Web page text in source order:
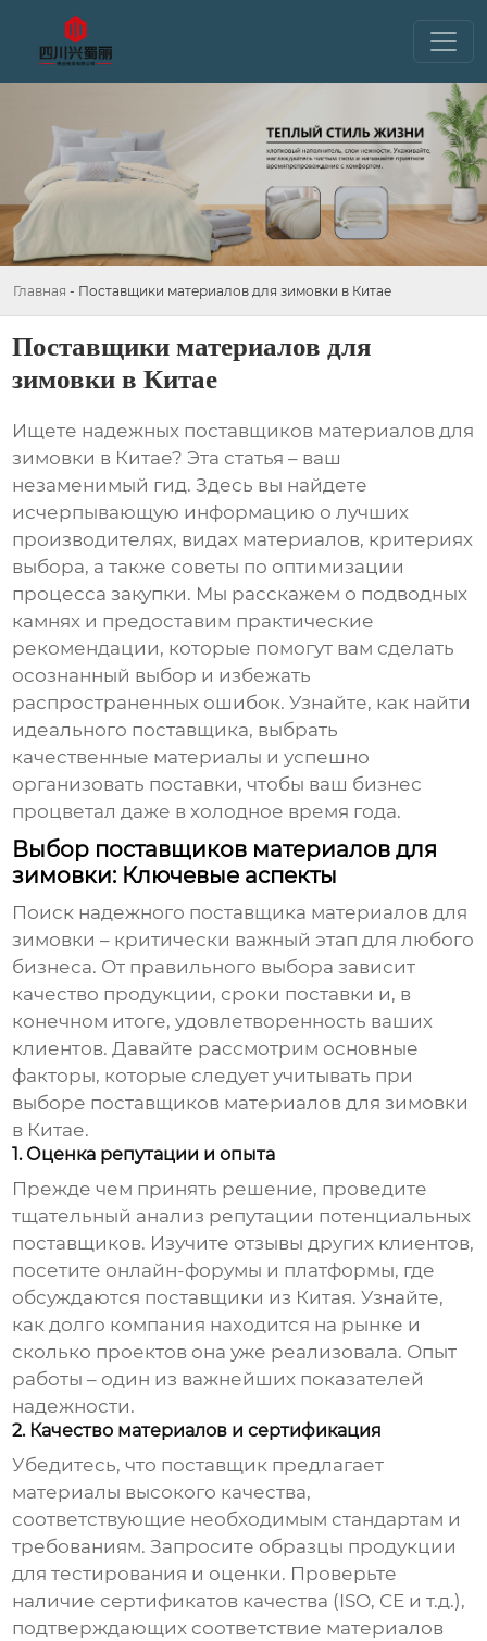
Главная - Поставщики материалов для зимовки в Китае
Поставщики материалов для
зимовки в Китае
Ищете надежных поставщиков материалов для
зимовки в Китае? Эта статья – ваш
незаменимый гид. Здесь вы найдете
исчерпывающую информацию о лучших
производителях, видах материалов, критериях
выбора, а также советы по оптимизации
процесса закупки. Мы расскажем о подводных
камнях и предоставим практические
рекомендации, которые помогут вам сделать
осознанный выбор и избежать
распространенных ошибок. Узнайте, как найти
идеального поставщика, выбрать
качественные материалы и успешно
организовать поставки, чтобы ваш бизнес
процветал даже в холодное время года.
Выбор поставщиков материалов для
зимовки: Ключевые аспекты
Поиск надежного поставщика материалов для
зимовки – критически важный этап для любого
бизнеса. От правильного выбора зависит
качество продукции, сроки поставки и, в
конечном итоге, удовлетворенность ваших
клиентов. Давайте рассмотрим основные
факторы, которые следует учитывать при
выборе поставщиков материалов для зимовки
в Китае.
1. Оценка репутации и опыта
Прежде чем принять решение, проведите
тщательный анализ репутации потенциальных
поставщиков. Изучите отзывы других клиентов,
посетите онлайн-форумы и платформы, где
обсуждаются поставщики из Китая. Узнайте,
как долго компания находится на рынке и
сколько проектов она уже реализовала. Опыт
работы – один из важнейших показателей
надежности.
2. Качество материалов и сертификация
Убедитесь, что поставщик предлагает
материалы высокого качества,
соответствующие необходимым стандартам и
требованиям. Запросите образцы продукции
для тестирования и оценки. Проверьте
наличие сертификатов качества (ISO, CE и т.д.),
подтверждающих соответствие материалов